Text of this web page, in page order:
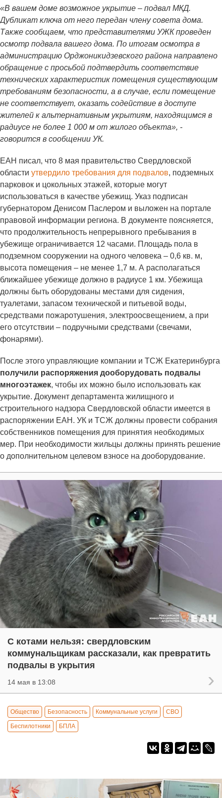
«В вашем доме возможное укрытие – подвал МКД.
Дубликат ключа от него передан члену совета дома.
Также сообщаем, что представителями УЖК проведен
осмотр подвала вашего дома. По итогам осмотра в
администрацию Орджоникидзевского района направлено
обращение с просьбой подтвердить соответствие
технических характеристик помещения существующим
требованиям безопасности, а в случае, если помещение
не соответствует, оказать содействие в доступе
жителей к альтернативным укрытиям, находящимся в
радиусе не более 1 000 м от жилого объекта», -
говорится в сообщении УК.
ЕАН писал, что 8 мая правительство Свердловской
области утвердило требования для подвалов, подземных
парковок и цокольных этажей, которые могут
использоваться в качестве убежищ. Указ подписан
губернатором Денисом Паслером и выложен на портале
правовой информации региона. В документе поясняется,
что продолжительность непрерывного пребывания в
убежище ограничивается 12 часами. Площадь пола в
подземном сооружении на одного человека – 0,6 кв. м,
высота помещения – не менее 1,7 м. А располагаться
ближайшее убежище должно в радиусе 1 км. Убежища
должны быть оборудованы местами для сидения,
туалетами, запасом технической и питьевой воды,
средствами пожаротушения, электроосвещением, а при
его отсутствии – подручными средствами (свечами,
фонарями).
После этого управляющие компании и ТСЖ Екатеринбурга
получили распоряжения дооборудовать подвалы
многоэтажек, чтобы их можно было использовать как
укрытие. Документ департамента жилищного и
строительного надзора Свердловской области имеется в
распоряжении ЕАН. УК и ТСЖ должны провести собрания
собственников помещения для принятия необходимых
мер. При необходимости жильцы должны принять решение
о дополнительном целевом взносе на дооборудование.
С котами нельзя: свердловским
коммунальщикам рассказали, как превратить
подвалы в укрытия
14 мая в 13:08
Общество Безопасность Коммунальные услуги СВО
Беспилотники БПЛА